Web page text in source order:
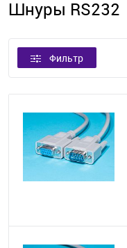
Шнуры RS232
Фильтр